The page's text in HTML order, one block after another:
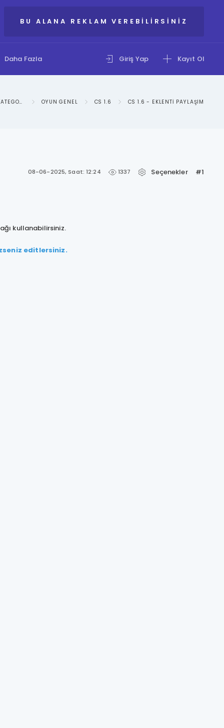
BU ALANA REKLAM VEREBILIRSINIZ
Daha Fazla Giriş Yap Kayıt Ol
IXBIR - OYUNLAR KATEGORISI OYUN GENEL CS 1.6 CS 1.6 - EKLENTI PAYLAŞIM
08-06-2025, Saat: 12:24 1337 Seçenekler #1
kullanabilirsiniz.
editlersiniz.